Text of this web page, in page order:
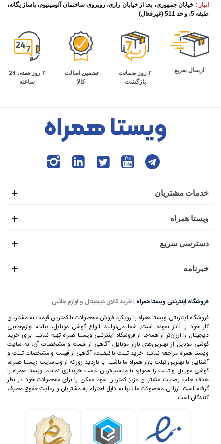
انبار : خیابان جمهوری، بعد از خیابان رازی، روبروی ساختمان آلومینیوم، پاساژ یگانه،
طبقه 5، واحد 511 (غیرفعال)
ارسال سریع
7 روز ضمانت
بازگشت
تضمین اصالت
کالا
7 روز هفته، 24
ساعته
خدمات مشتریان
ویستا همراه
دسترسی سریع
خبرنامه
فروشگاه اینترنتی ویستا همراه |خرید کالای دیجیتال و لوازم جانبی
فروشگاه اینترنتی ویستا همراه با رویکرد فروش محصولات با کمترین قیمت به مشتریان
کار خود را آغاز نموده است. شما می‌توانید انواع گوشی موبایل، تبلت، لوازم‌جانبی
دیجیتال را ارزان‌تر از همه‌جا از فروشگاه اینترنتی ویستا همراه تهیه نمائید. برای خرید
گوشی موبایل از بهترین‌های بازار موبایل، آگاهی از قیمت و مشخصات آن، به ‌سایت
ویستا همراه مراجعه نمائید. خرید تبلت با کیفیت، آگاهی از قیمت و مشخصات تبلت و
آشنایی با بهترین تبلت بازار همراه ما باشید. با بازدید روزانه از وب‌سایت ویستا همراه،
گوشی موبایل و تبلت را همواره با مناسب‌ترین قیمت خریداری نمائید. ویستا همراه با
هدف جلب رضایت مشتریان عزیز کمترین سود ممکن را برای محصولات خود در نظر
گرفته است. ارزانی محصولات ما تنها به دلیل احترام به مشتریان و رعایت حقوق مصرف
کنندگان است.